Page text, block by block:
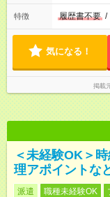
特徴 履歴書不要 /
気になる！
掲載
＜未経験OK＞
理アポイントな
派遣 職種未経験OK